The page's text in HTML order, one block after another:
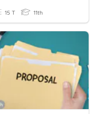
15 T 11th